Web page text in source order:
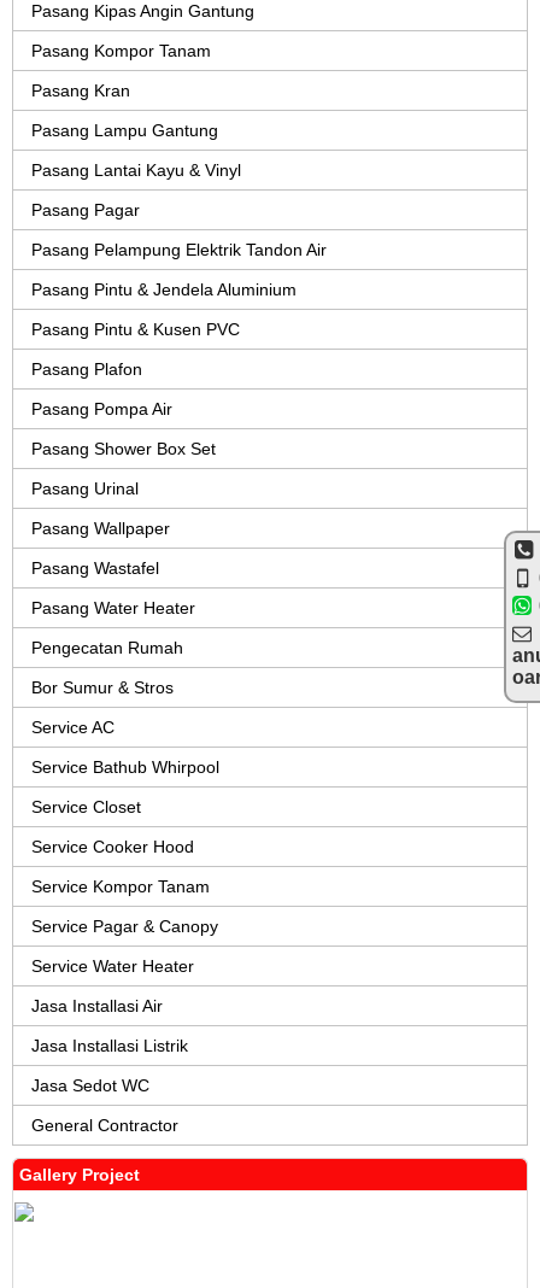
Pasang Kipas Angin Gantung
Pasang Kompor Tanam
Pasang Kran
Pasang Lampu Gantung
Pasang Lantai Kayu & Vinyl
Pasang Pagar
Pasang Pelampung Elektrik Tandon Air
Pasang Pintu & Jendela Aluminium
Pasang Pintu & Kusen PVC
Pasang Plafon
Pasang Pompa Air
Pasang Shower Box Set
Pasang Urinal
Pasang Wallpaper
Pasang Wastafel
Pasang Water Heater
Pengecatan Rumah
Bor Sumur & Stros
Service AC
Service Bathub Whirpool
Service Closet
Service Cooker Hood
Service Kompor Tanam
Service Pagar & Canopy
Service Water Heater
Jasa Installasi Air
Jasa Installasi Listrik
Jasa Sedot WC
General Contractor
Gallery Project